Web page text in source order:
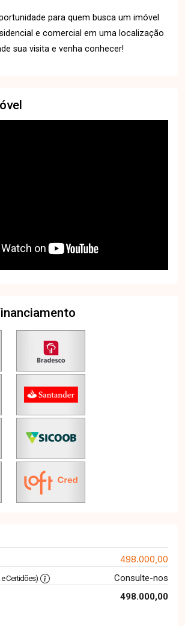
para quem busca um imóvel
e comercial em uma localização
sua visita e venha conhecer!
498.000,00
e Certidões)
Consulte-nos
498.000,00